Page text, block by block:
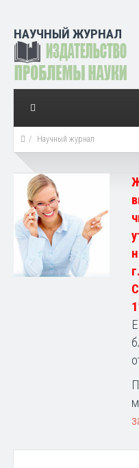
НАУЧНЫЙ ЖУРНАЛ
Научный журнал